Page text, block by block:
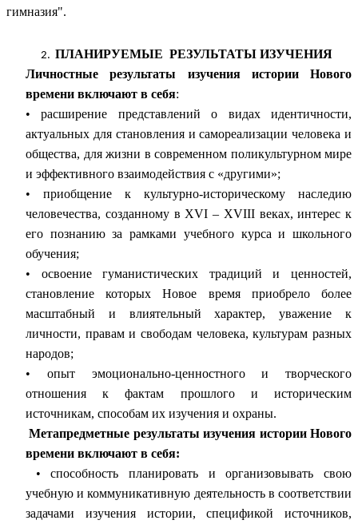
гимназия".
ПЛАНИРУЕМЫЕ РЕЗУЛЬТАТЫ ИЗУЧЕНИЯ
Личностные результаты изучения истории Нового
времени включают в себя:
• расширение представлений о видах идентичности,
актуальных для становления и самореализации человека и
общества, для жизни в современном поликультурном мире
и эффективного взаимодействия с «другими»;
• приобщение к культурно-историческому наследию
человечества, созданному в XVI – XVIII веках, интерес к
его познанию за рамками учебного курса и школьного
обучения;
• освоение гуманистических традиций и ценностей,
становление которых Новое время приобрело более
масштабный и влиятельный характер, уважение к
личности, правам и свободам человека, культурам разных
народов;
• опыт эмоционально-ценностного и творческого
отношения к фактам прошлого и историческим
источникам, способам их изучения и охраны.
Метапредметные результаты изучения истории Нового
времени включают в себя:
• способность планировать и организовывать свою
учебную и коммуникативную деятельность в соответствии
задачами изучения истории, спецификой источников,